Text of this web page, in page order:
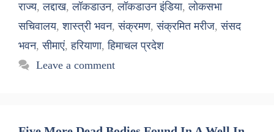
राज्य,लद्दाख,लॉकडाउन,लॉकडाउन इंडिया,लोकसभा
सचिवालय,शास्त्री भवन,संक्रमण,संक्रमित मरीज,संसद
भवन,सीमाएं,हरियाणा,हिमाचल प्रदेश
Leave a comment